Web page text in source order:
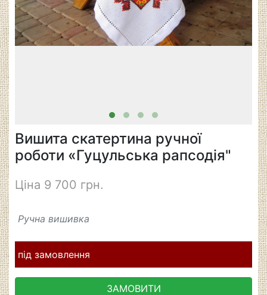
Вишита скатертина ручної
роботи «Гуцульська рапсодія"
Ціна 9 700 грн.
Ручна вишивка
під замовлення
ЗАМОВИТИ